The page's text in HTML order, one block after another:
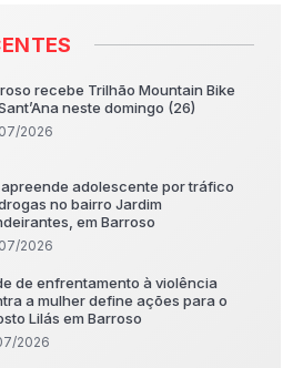
recebe Trilhão Mountain Bike
neste domingo (26)
2026
apreende adolescente por tráfico
no bairro Jardim
em Barroso
2026
de enfrentamento à violência
a mulher define ações para o
Lilás em Barroso
2026